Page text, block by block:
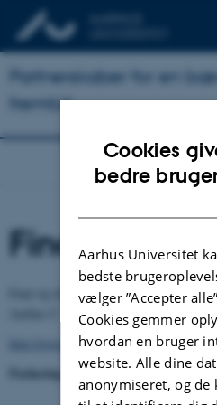
Partnerskaber for en
fremtid
Find vej til
Find vej til Aulaen på Aarhus
Aarhus C - bygning 1412:
http://www.au.dk/om/organisation/find-
Parkering
Cookies
bedre
Aarhus Universitet
bedste
vælger ”Accepter
Cookies gemmer
hvordan en bruger
website. Alle dine
anonymiseret, og de